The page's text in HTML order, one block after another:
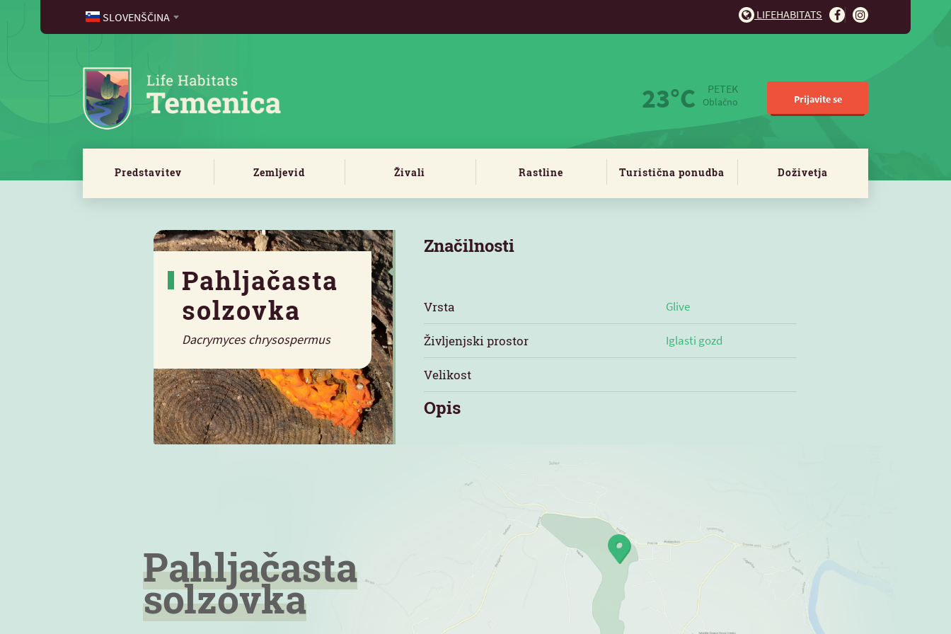
SLOVENŠČINA LIFEHABITATS
23°C PETEK
Oblačno Prijavite se
Predstavitev Zemljevid Živali Rastline Turistična ponudba Doživetja
Pahljačasta
solzovka
Dacrymyces chrysospermus
Značilnosti
Vrsta Glive
Življenjski prostor Iglasti gozd
Velikost
Opis
Pahljačasta
solzovka